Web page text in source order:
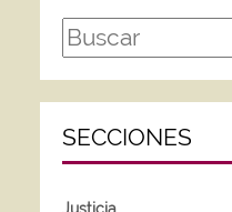
SECCIONES